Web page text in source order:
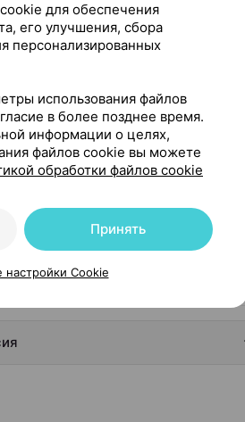
для обеспечения
его улучшения, сбора
персонализированных
использования файлов
в более позднее время.
информации о целях,
файлов cookie вы можете
обработки файлов cookie
Принять
Cookie